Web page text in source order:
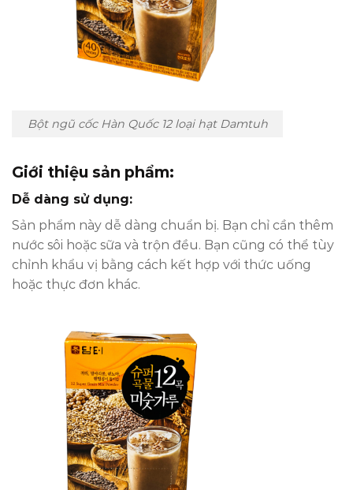
Bột ngũ cốc Hàn Quốc 12 loại hạt Damtuh
Giới thiệu sản phẩm:
Dễ dàng sử dụng:
Sản phẩm này dễ dàng chuẩn bị. Bạn chỉ cần thêm
nước sôi hoặc sữa và trộn đều. Bạn cũng có thể tùy
chỉnh khẩu vị bằng cách kết hợp với thức uống
hoặc thực đơn khác.